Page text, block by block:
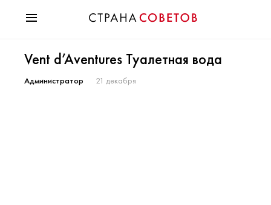
Мода
Звезды
Vent d’Aventures Туалетная вода
Администратор 21 декабря